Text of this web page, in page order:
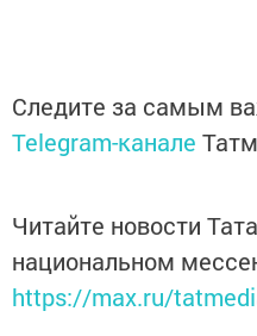
Следите за самым
Telegram-канале
Читайте новости
национальном
https://max.ru/